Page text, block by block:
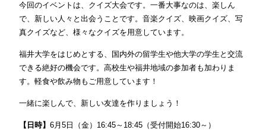
今回のイベントは、クイズ大会です。一番大事なのは、楽しん
で、新しい人々と出会うことです。音楽クイズ、映画クイズ、写
真クイズなど、様々なクイズを用意しています。
福井大学をはじめとする、国内外の留学生や他大学の学生と交流
できる絶好の機会です。高校生や福井地域の参加者も加わりま
す。軽食や飲み物もご用意しています！
一緒に楽しんで、新しい友達を作りましょう！
【日時】 6月5日（金）16:45～18:45（受付開始16:30～）